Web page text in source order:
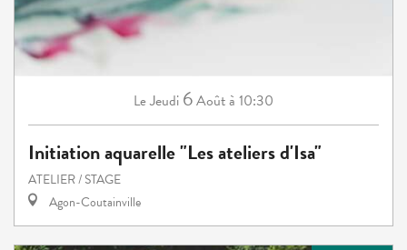
LeJeudi 6Aoûtà 10:30
Initiation aquarelle "Les ateliers d'Isa"
ATELIER / STAGE
Agon-Coutainville